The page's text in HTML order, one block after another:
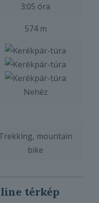
3:05 óra
574 m
Nehéz
mountain
bike
térkép